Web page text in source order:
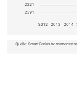
2221
2591
2012 2013 2014
Quelle: SmartGenius-